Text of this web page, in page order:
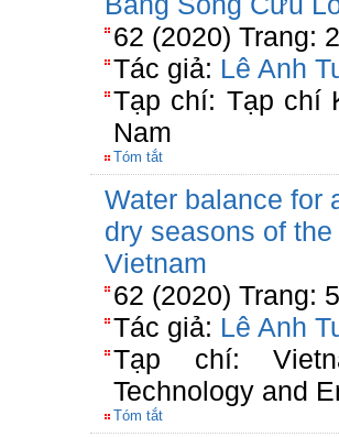
62 (2020) Trang:
Tác giả: Lê Anh
Tạp chí: Tạp chí
Nam
Tóm tắt
Water balance for
dry seasons of
Vietnam
62 (2020) Trang:
Tác giả: Lê Anh
Tạp chí:
Technology and
Tóm tắt